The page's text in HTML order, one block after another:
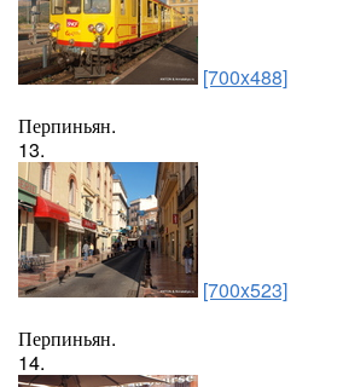
[700x488]
Перпиньян.
13.
[700x523]
Перпиньян.
14.